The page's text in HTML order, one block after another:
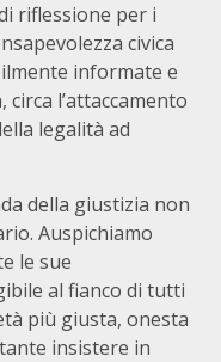
riflessione per i
civica
informate e
l’attaccamento
legalità ad
della giustizia non
Auspichiamo
le sue
al fianco di tutti
più giusta, onesta
insistere in